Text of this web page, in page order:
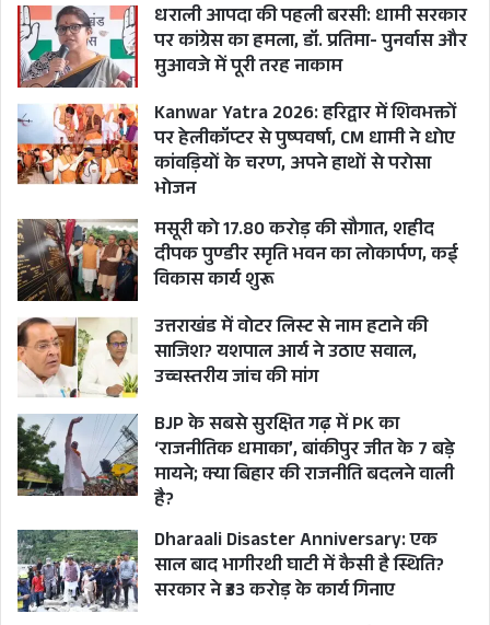
धराली आपदा की पहली बरसी: धामी सरकार
पर कांग्रेस का हमला, डॉ. प्रतिमा- पुनर्वास और
मुआवजे में पूरी तरह नाकाम
Kanwar Yatra 2026: हरिद्वार में शिवभक्तों
पर हेलीकॉप्टर से पुष्पवर्षा, CM धामी ने धोए
कांवड़ियों के चरण, अपने हाथों से परोसा
भोजन
मसूरी को 17.80 करोड़ की सौगात, शहीद
दीपक पुण्डीर स्मृति भवन का लोकार्पण, कई
विकास कार्य शुरू
उत्तराखंड में वोटर लिस्ट से नाम हटाने की
साजिश? यशपाल आर्य ने उठाए सवाल,
उच्चस्तरीय जांच की मांग
BJP के सबसे सुरक्षित गढ़ में PK का
‘राजनीतिक धमाका’, बांकीपुर जीत के 7 बड़े
मायने; क्या बिहार की राजनीति बदलने वाली
है?
Dharaali Disaster Anniversary: एक
साल बाद भागीरथी घाटी में कैसी है स्थिति?
सरकार ने ₹33 करोड़ के कार्य गिनाए